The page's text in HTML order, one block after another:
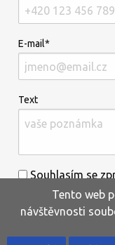
E-mail*
Text
Souhlasím se
informacíTento web
návštěvnosti